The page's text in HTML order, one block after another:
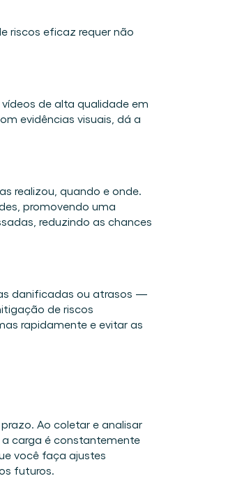
riscos eficaz requer não
de alta qualidade em
evidências visuais, dá a
realizou, quando e onde.
promovendo uma
reduzindo as chances
danificadas ou atrasos —
de riscos
rapidamente e evitar as
Ao coletar e analisar
a carga é constantemente
você faça ajustes
futuros.